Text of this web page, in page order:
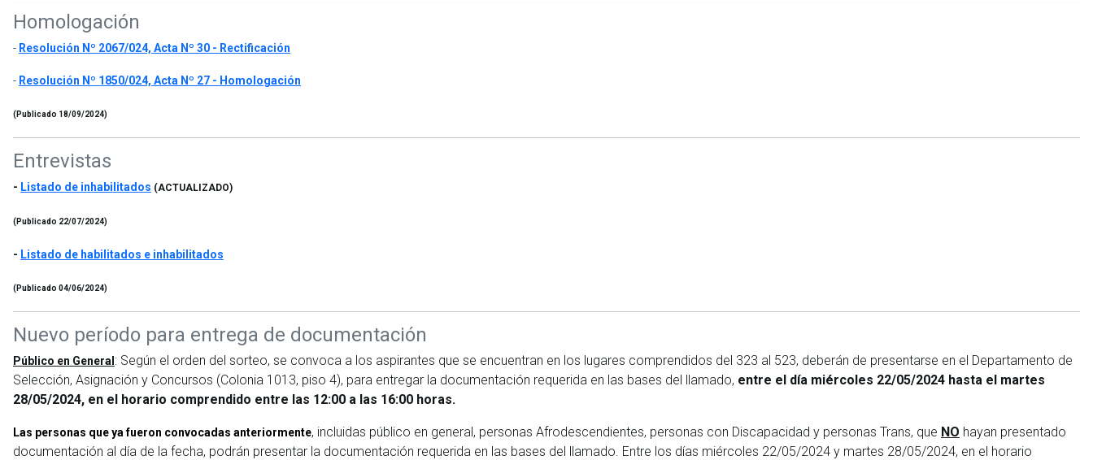
Homologación
- Resolución Nº 2067/024, Acta Nº 30 - Rectificación
- Resolución Nº 1850/024, Acta Nº 27 - Homologación
(Publicado 18/09/2024)
Entrevistas
- Listado de inhabilitados (ACTUALIZADO)
(Publicado 22/07/2024)
- Listado de habilitados e inhabilitados
(Publicado 04/06/2024)
Nuevo período para entrega de documentación
Público en General : Según el orden del sorteo, se convoca a los aspirantes que se encuentran en los lugares comprendidos del 323 al 523, deberán de presentarse en el Departamento de
Selección, Asignación y Concursos (Colonia 1013, piso 4), para entregar la documentación requerida en las bases del llamado, entre el día miércoles 22/05/2024 hasta el martes
28/05/2024, en el horario comprendido entre las 12:00 a las 16:00 horas.
Las personas que ya fueron convocadas anteriormente, incluidas público en general, personas Afrodescendientes, personas con Discapacidad y personas Trans, que NO hayan presentado
documentación al día de la fecha, podrán presentar la documentación requerida en las bases del llamado. Entre los días miércoles 22/05/2024 y martes 28/05/2024, en el horario